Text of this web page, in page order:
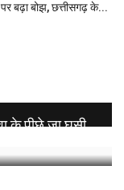
बढ़ा बोझ, छत्तीसगढ़ के...
के पीछे जा घुसी,...